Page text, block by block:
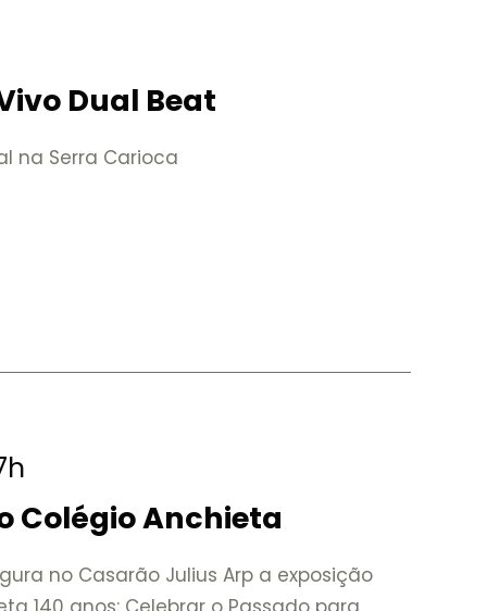
Dual Beat
na Serra Carioca
Colégio Anchieta
no Casarão Julius Arp a exposição